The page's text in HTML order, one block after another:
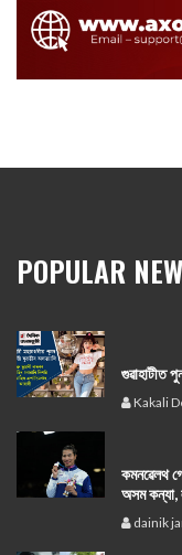
POPULAR
গুৱাহাটীত
Kakali
কমনৱেলথ
অসম কন্যা,
dainik